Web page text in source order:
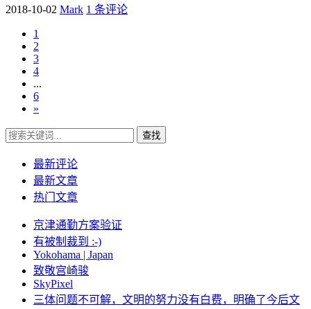
2018-10-02 Mark 1 条评论
1
2
3
4
...
6
»
查找
最新评论
最新文章
热门文章
京津通勤方案验证
有被制裁到 :-)
Yokohama | Japan
致敬宫崎骏
SkyPixel
三体问题不可解，文明的努力没有白费，明确了今后文